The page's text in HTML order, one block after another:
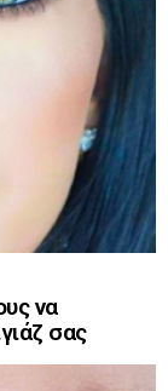
να
σας